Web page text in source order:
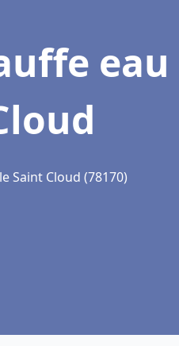
eau
Saint Cloud (78170)